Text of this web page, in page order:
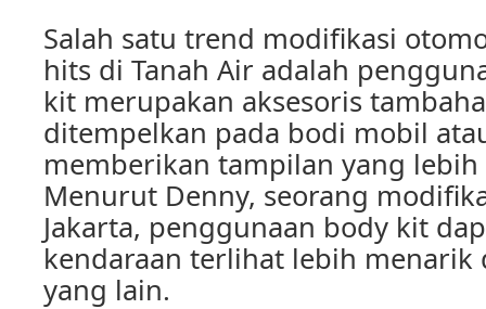
Salah satu trend modifikasi
hits di Tanah Air adalah
kit merupakan aksesoris
ditempelkan pada bodi mobil
memberikan tampilan yang
Menurut Denny, seorang
Jakarta, penggunaan body kit
kendaraan terlihat lebih menarik
yang lain.